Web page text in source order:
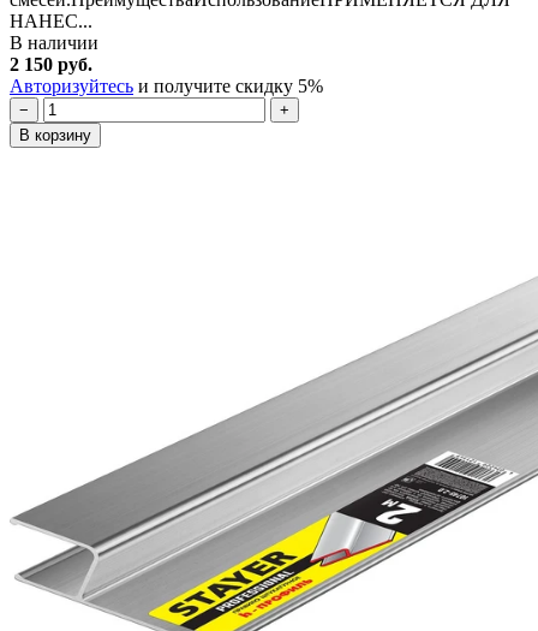
НАНЕС...
В наличии
2 150 руб.
Авторизуйтесь и получите скидку 5%
−
+
В корзину